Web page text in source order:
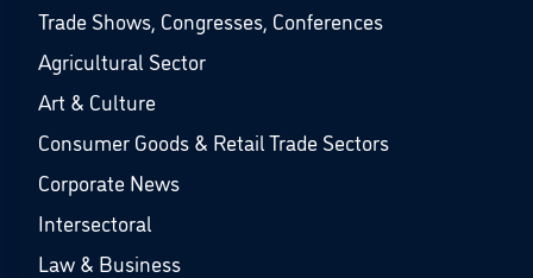
Trade Shows, Congresses, Conferences
Agricultural Sector
Art & Culture
Consumer Goods & Retail Trade Sectors
Corporate News
Intersectoral
Law & Business